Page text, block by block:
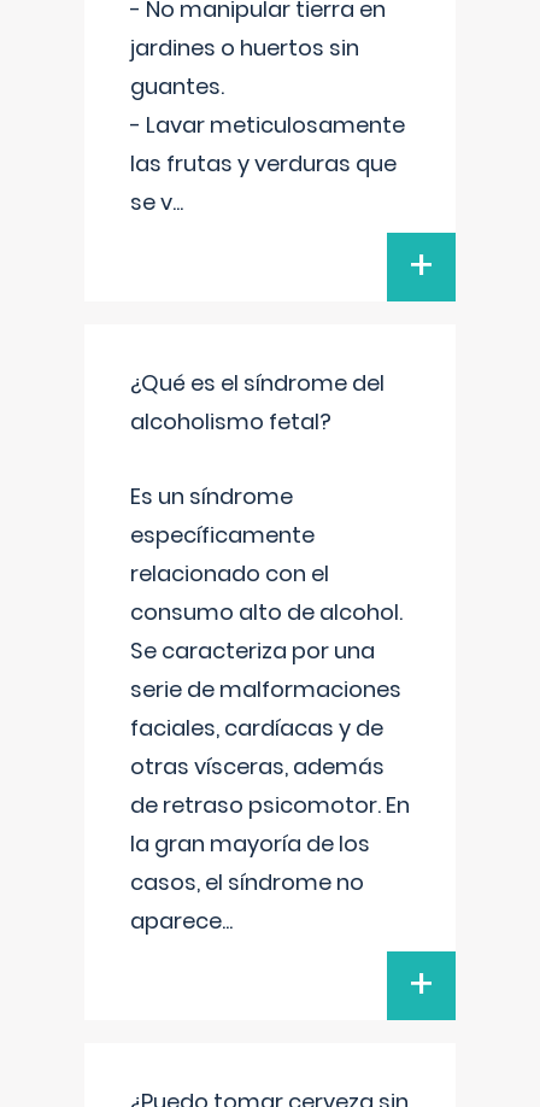
- No manipular tierra en
jardines o huertos sin
guantes.
- Lavar meticulosamente
las frutas y verduras que
se v...
+
¿Qué es el síndrome del
alcoholismo fetal?
Es un síndrome
específicamente
relacionado con el
consumo alto de alcohol.
Se caracteriza por una
serie de malformaciones
faciales, cardíacas y de
otras vísceras, además
de retraso psicomotor. En
la gran mayoría de los
casos, el síndrome no
aparece...
+